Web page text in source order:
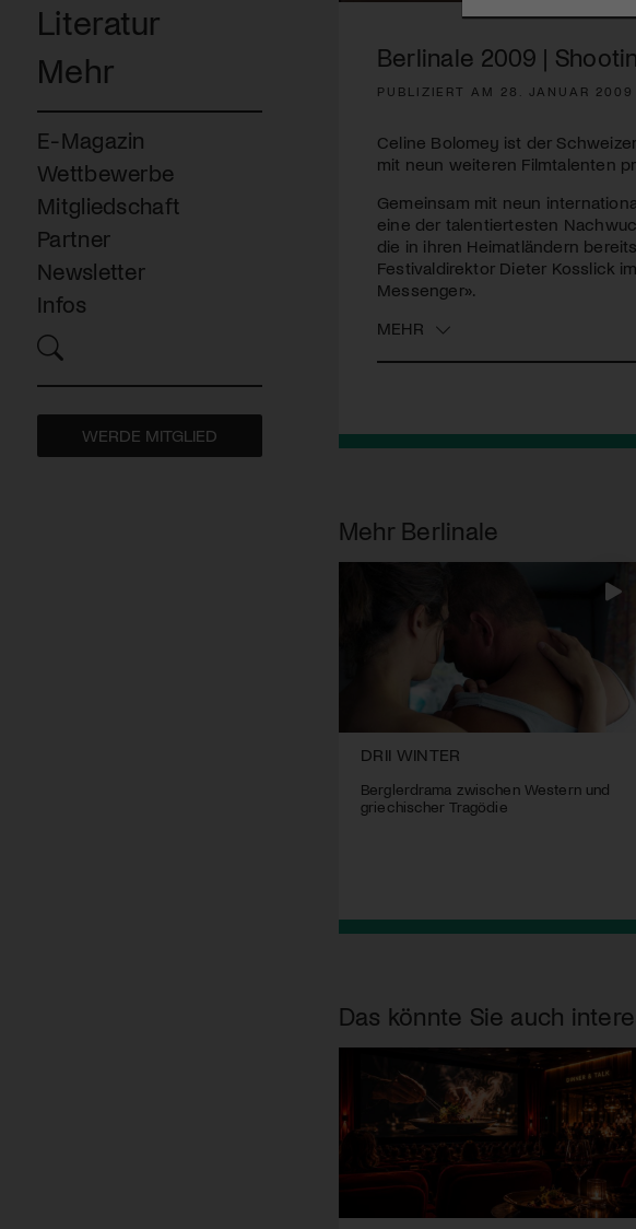
Literatur
Mehr
E-Magazin
Wettbewerbe
Mitgliedschaft
Partner
Newsletter
Infos
WERDE MITGLIED
Berlinale 2009 |
PUBLIZIERT AM 28. JANUAR 2009
Celine Bolomey ist der
mit neun weiteren Filmtalenten
Gemeinsam mit neun
eine der talentiertesten
die in ihren Heimatländern
Festivaldirektor Dieter Kosslick
Messenger».
MEHR
Mehr Berlinale
DRII WINTER
Berglerdrama zwischen Western und
griechischer Tragödie
Das könnte Sie auch